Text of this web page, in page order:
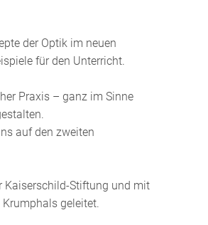
der Optik im neuen
für den Unterricht.
Praxis – ganz im Sinne
auf den zweiten
Kaiserschild-Stiftung und mit
geleitet.